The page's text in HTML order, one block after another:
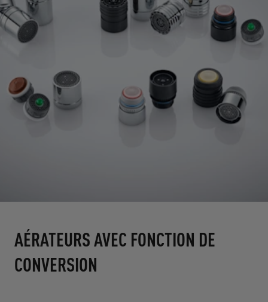
AÉRATEURS AVEC FONCTION DE
CONVERSION